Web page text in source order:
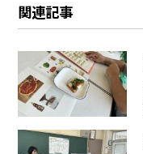
関連記事